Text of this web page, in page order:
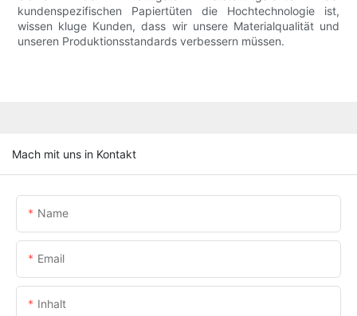
kundenspezifischen Papiertüten die Hochtechnologie ist,
wissen kluge Kunden, dass wir unsere Materialqualität und
unseren Produktionsstandards verbessern müssen.
Mach mit uns in Kontakt
Name
Email
Inhalt